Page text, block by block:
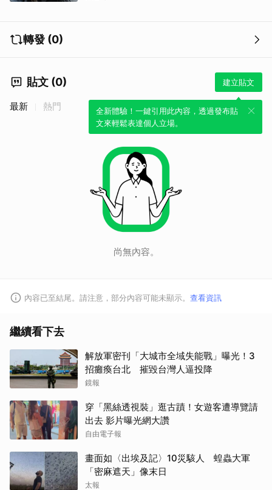
轉發 (0)
貼文 (0) 建立貼文
全新體驗！一鍵引用此內容，透過發布貼
文來輕鬆表達個人立場。
最新 熱門
尚無內容。
內容已至結尾。請注意，部分內容可能未顯示。 查看資訊
繼續看下去
解放軍密刊「大城市全域失能戰」曝光！3
招癱瘓台北 摧毀台灣人逼投降
鏡報
穿「黑絲透視裝」逛古蹟！女遊客遭導覽請
出去 影片曝光網大讚
自由電子報
畫面如〈出埃及記〉10災駭人 蝗蟲大軍
「密麻遮天」像末日
太報
取消